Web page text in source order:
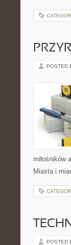
POSTED
miłośników
Miasta i
POSTED